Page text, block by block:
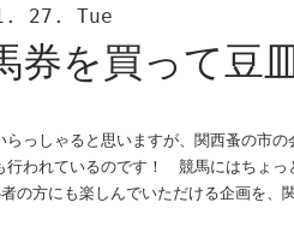
27. Tue
券を買って豆
らっしゃると思いますが、関西蚤の市の
行われているのです！ 競馬にはちょ
の方にも楽しんでいただける企画を、